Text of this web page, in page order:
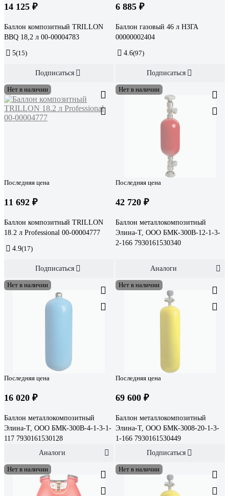
14 125 ₽
Баллон композитный TRILLON
BBQ 18,2 л 00-00004783
5(15)
Подписаться
6 885 ₽
Баллон газовый 46 л НЗГА
00000002404
4.6(97)
Подписаться
Нет в наличии
Последняя цена
11 692 ₽
Баллон композитный TRILLON
18.2 л Professional 00-00004777
4.9(17)
Подписаться
Нет в наличии
Последняя цена
42 720 ₽
Баллон металлокомпозитный
Элина-Т, ООО БМК-300В-12-1-3-
2-166 7930161530340
Аналоги
Нет в наличии
Последняя цена
16 020 ₽
Баллон металлокомпозитный
Элина-Т, ООО БМК-300В-4-1-3-1-
117 7930161530128
Аналоги
Нет в наличии
Последняя цена
69 600 ₽
Баллон металлокомпозитный
Элина-Т, ООО БМК-3008-20-1-3-
1-166 7930161530449
Подписаться
Нет в наличии Нет в наличии